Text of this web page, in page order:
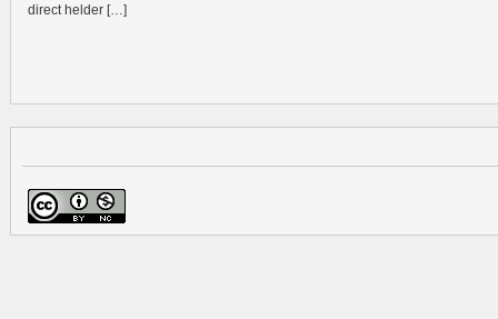
direct helder […]